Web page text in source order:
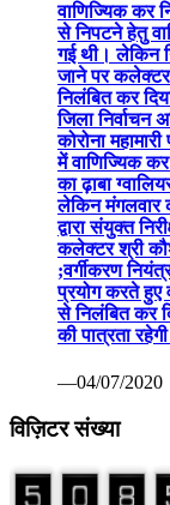
वाणिज्यिक कर
से निपटने हेतु
गई थी। लेकिन
जाने पर कलेक्टर
निलंबित कर
जिला निर्वाचन
कोरोना
में वाणिज्यिक कर
का ढ़ाबा
लेकिन मंगलवार
द्वारा संयुक्त
कलेक्टर श्री
;वर्गीकरण
प्रयोग करते हुए
से निलंबित कर
की पात्रता
—04/07/2020
विज़िटर संख्या